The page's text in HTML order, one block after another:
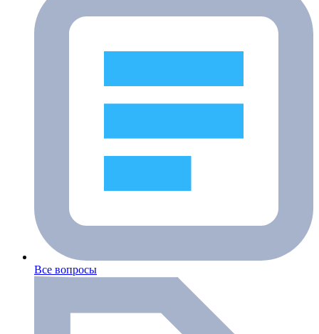
Все вопросы